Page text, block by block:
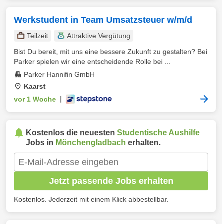
Werkstudent in Team Umsatzsteuer w/m/d
Teilzeit
Attraktive Vergütung
Bist Du bereit, mit uns eine bessere Zukunft zu gestalten? Bei
Parker spielen wir eine entscheidende Rolle bei ...
Parker Hannifin GmbH
Kaarst
vor 1 Woche
Kostenlos die neuesten Studentische Aushilfe
Jobs in Mönchengladbach erhalten.
Jetzt passende Jobs erhalten
Kostenlos. Jederzeit mit einem Klick abbestellbar.